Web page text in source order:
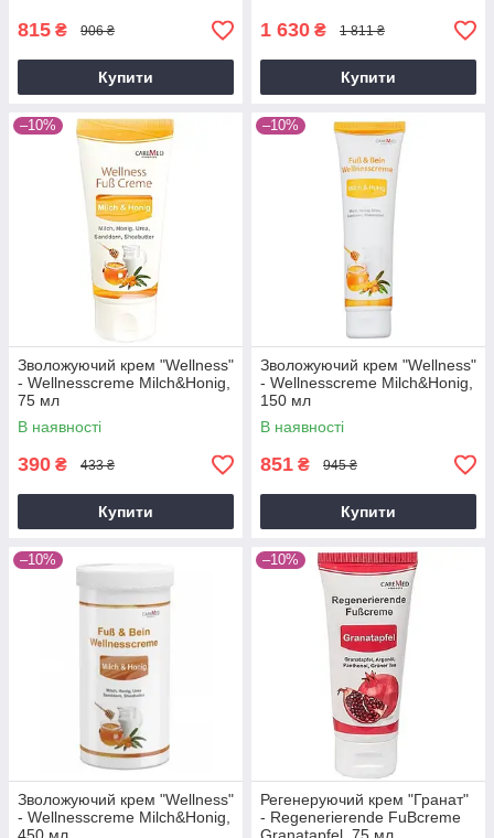
815 ₴ 906 ₴
Купити
1 630 ₴ 1 811 ₴
Купити
–10%
Зволожуючий крем "Wellness"
- Wellnesscreme Milch&Honig,
75 мл
В наявності
390 ₴ 433 ₴
Купити
–10%
Зволожуючий крем "Wellness"
- Wellnesscreme Milch&Honig,
150 мл
В наявності
851 ₴ 945 ₴
Купити
–10%
Зволожуючий крем "Wellness"
- Wellnesscreme Milch&Honig,
–10%
Регенеруючий крем "Гранат"
- Regenerierende FuBcreme